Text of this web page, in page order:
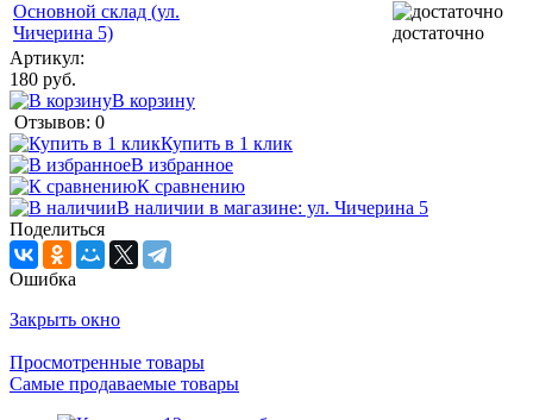
Основной склад (ул.
Чичерина 5)
достаточно
Артикул:
180 руб.
В корзину
Отзывов: 0
Купить в 1 клик
В избранное
К сравнению
В наличии в магазине: ул. Чичерина 5
Поделиться
Ошибка
Закрыть окно
Просмотренные товары
Самые продаваемые товары